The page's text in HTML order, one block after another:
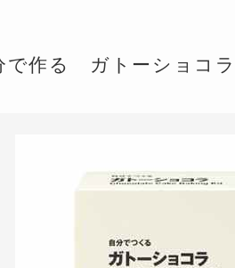
で作る ガトーショコラ